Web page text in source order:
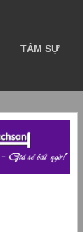
TÂM SỰ